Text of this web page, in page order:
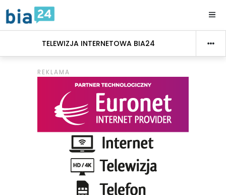
TELEWIZJA INTERNETOWA BIA24